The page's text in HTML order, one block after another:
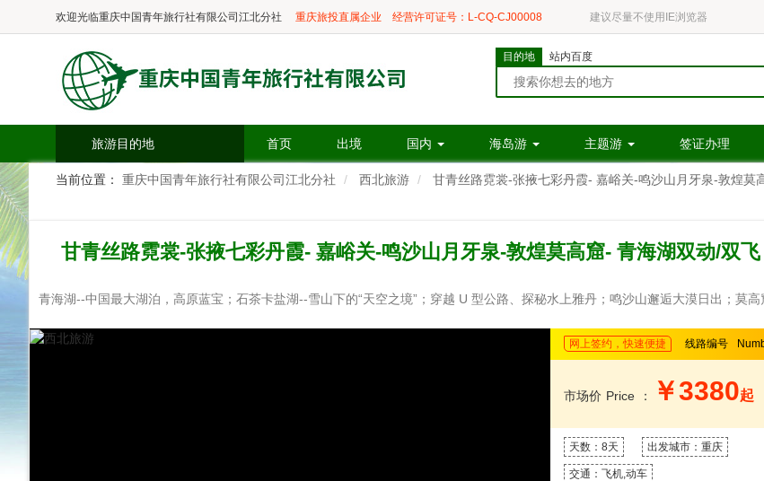
欢迎光临重庆中国青年旅行社有限公司江北分社 重庆旅投直属企业 经营许可证号：L-CQ-CJ00008 建议尽量不使用IE浏览器
目的地 站内百度
旅游目的地 首页 出境 国内 海岛游 主题游 签证办理
当前位置： 重庆中国青年旅行社有限公司江北分社 西北旅游 甘青丝路霓裳-张掖七彩丹霞- 嘉峪关-鸣沙山月牙泉-敦煌莫
甘青丝路霓裳-张掖七彩丹霞- 嘉峪关-鸣沙山月牙泉-敦煌莫高窟- 青海湖双动/双
青海湖--中国最大湖泊，高原蓝宝；石茶卡盐湖--雪山下的“天空之境”；穿越 U 型公路、探秘水上雅丹；鸣沙山邂逅大漠日出；莫
网上签约，快速便捷 线路编号
市场价 Price ： ￥3380起
天数：8天 出发城市：重庆
交通：飞机,动车